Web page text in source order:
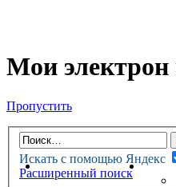
Мои электрон
Пропустить
Искать с помощью Яндекс
Расширенный поиск
НОВАЯ ТЕОРИЯ